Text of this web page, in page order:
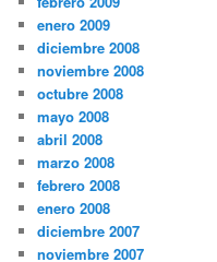
enero 2009
diciembre 2008
noviembre 2008
octubre 2008
mayo 2008
abril 2008
marzo 2008
febrero 2008
enero 2008
diciembre 2007
noviembre 2007